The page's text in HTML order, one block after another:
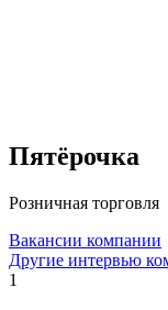
Пятёрочка
Розничная торговля
Вакансии компании
Другие интервью
1